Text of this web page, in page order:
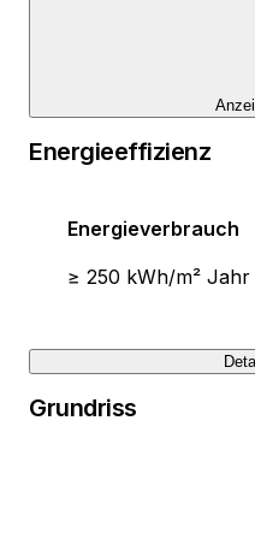
Energieeffizienz
Energieverbrauch
≥ 250 kWh/m² Jahr
Grundriss